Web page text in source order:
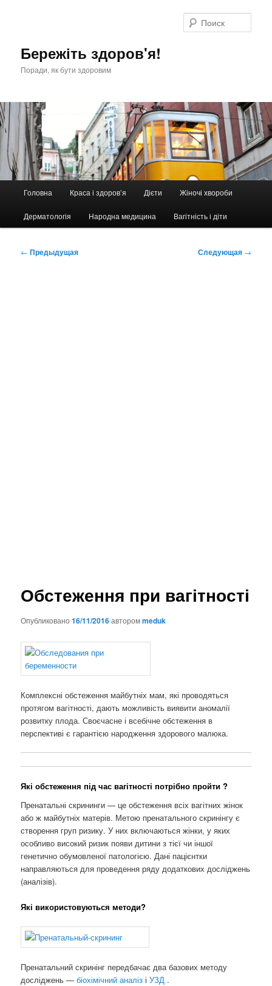
Бережіть здоров'я!
Поради, як бути здоровим
Головна Краса і здоров’я Дієти Жіночі хвороби
Дерматологія Народна медицина Вагітність і діти
Навигация
← Предыдущая Следующая →
Обстеження при вагітності
Опубликовано16/11/2016авторомmeduk
Комплексні обстеження майбутніх мам, які проводяться
протягом вагітності, дають можливість виявити аномалії
розвитку плода. Своєчасне і всебічне обстеження в
перспективі є гарантією народження здорового малюка.
Які обстеження під час вагітності потрібно пройти ?
Пренатальні скрининги — це обстеження всіх вагітних жінок
або ж майбутніх матерів. Метою пренатального скринінгу є
створення груп ризику. У них включаються жінки, у яких
особливо високий ризик появи дитини з тієї чи іншої
генетично обумовленої патологією. Дані пацієнтки
направляються для проведення ряду додаткових досліджень
(аналізів).
Які використовуються методи?
Пренатальний скринінг передбачає два базових методу
досліджень —біохімічний аналізіУЗД .